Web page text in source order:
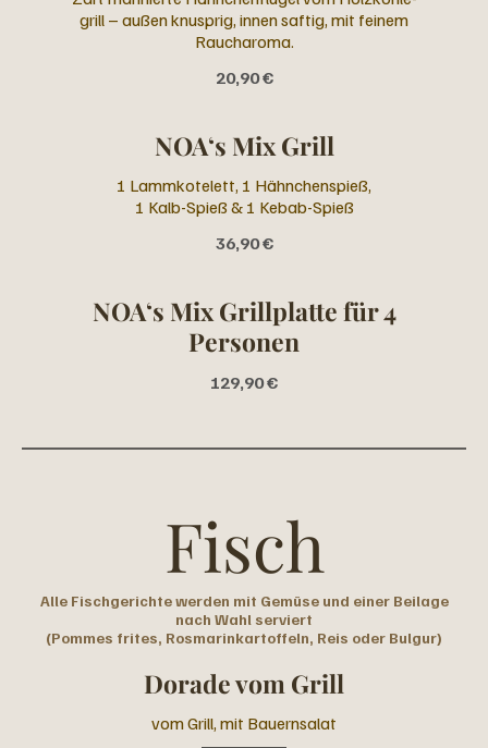
grill – außen knusprig, innen saftig, mit feinem
Raucharoma.
20,90 €
NOA‘s Mix Grill
1 Lammkotelett, 1 Hähnchenspieß,
1 Kalb-Spieß & 1 Kebab-Spieß
36,90 €
NOA‘s Mix Grillplatte für 4
Personen
129,90 €
Fisch
Alle Fischgerichte werden mit Gemüse und einer Beilage
nach Wahl serviert
(Pommes frites, Rosmarinkartoffeln, Reis oder Bulgur)
Dorade vom Grill
vom Grill, mit Bauernsalat